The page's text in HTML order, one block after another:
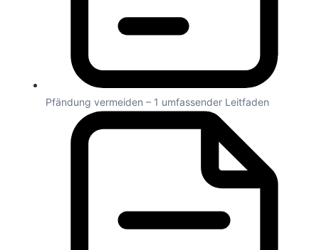
Pfändung vermeiden – 1 umfassender Leitfaden